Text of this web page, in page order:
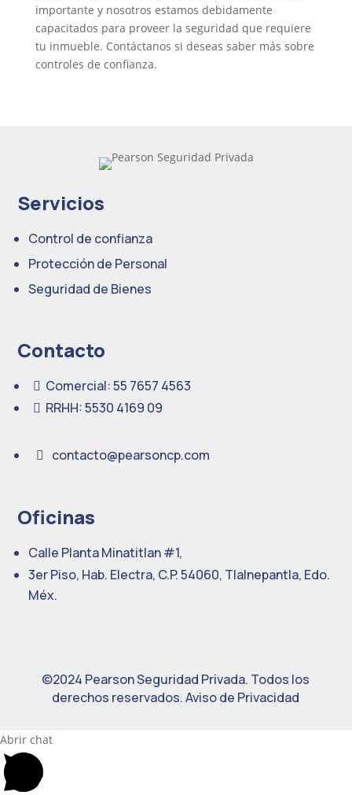
importante y nosotros estamos debidamente
capacitados para proveer la seguridad que requiere
tu inmueble. Contáctanos si deseas saber más sobre
controles de confianza.
Servicios
Control de confianza
Protección de Personal
Seguridad de Bienes
Contacto
 Comercial: 55 7657 4563
 RRHH: 5530 4169 09
 contacto@pearsoncp.com
Oficinas
Calle Planta Minatitlan #1,
3er Piso, Hab. Electra, C.P. 54060, Tlalnepantla, Edo.
Méx.
©2024 Pearson Seguridad Privada. Todos los
derechos reservados. Aviso de Privacidad
Abrir chat